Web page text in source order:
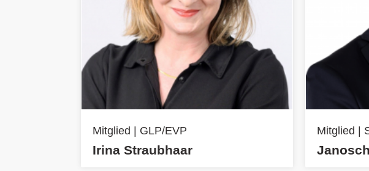
Mitglied | GLP/EVP
Irina Straubhaar
Mitglied |